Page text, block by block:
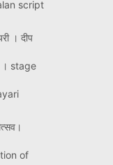
script
। दीप
। stage
of